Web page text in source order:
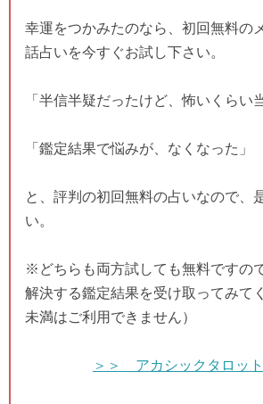
幸運をつかみたのなら、初回無料の
話占いを今すぐお試し下さい。
「半信半疑だったけど、怖いくらい
「鑑定結果で悩みが、なくなった」
と、評判の初回無料の占いなので、
い。
※どちらも両方試しても無料ですの
解決する鑑定結果を受け取ってみて
未満はご利用できません）
＞＞ アカシックタロッ